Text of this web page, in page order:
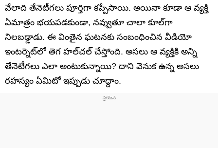
వేలాది తేనెటీగలు పూర్తిగా కప్పేసాయి. అయినా కూడా ఆ వ్యక్తి
ఏమాత్రం భయపడకుండా, నవ్వుతూ చాలా కూల్‌గా
నిలబడ్డాడు. ఈ వింతైన ఘటనకు సంబంధించిన వీడియో
ఇంటర్నెట్‌లో తెగ హల్‌చల్ చేస్తోంది. అసలు ఆ వ్యక్తికి అన్ని
తేనెటీగలు ఎలా అంటుకున్నాయి? దాని వెనుక ఉన్న అసలు
రహస్యం ఏమిటో ఇప్పుడు చూద్దాం.